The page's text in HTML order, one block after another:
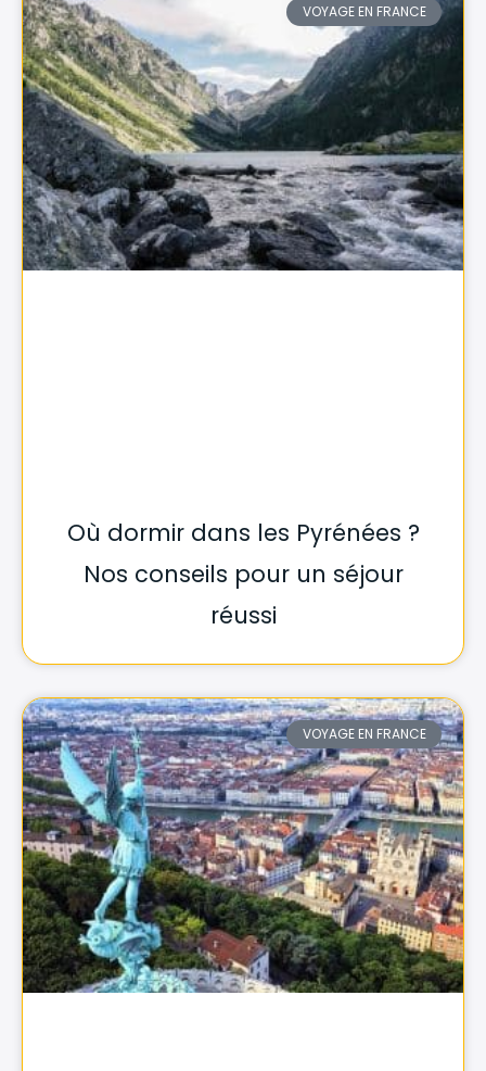
VOYAGE EN FRANCE
Où dormir dans les Pyrénées ?
Nos conseils pour un séjour
réussi
VOYAGE EN FRANCE